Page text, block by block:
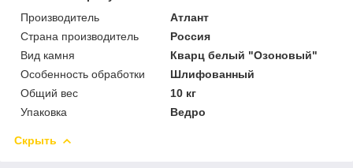
Производитель
Атлант
Страна производитель
Россия
Вид камня
Кварц белый "Озоновый"
Особенность обработки
Шлифованный
Общий вес
10 кг
Упаковка
Ведро
Скрыть